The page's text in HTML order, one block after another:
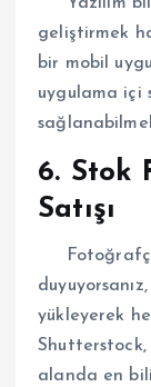
geliştirmek
bir mobil
uygulama içi
6. Stok
Satışı
yükleyerek
alanda en